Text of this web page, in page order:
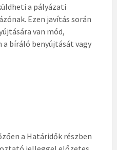
a pályázati
Ezen javítás során
van mód,
a bíráló benyújtását vagy
a Határidők részben